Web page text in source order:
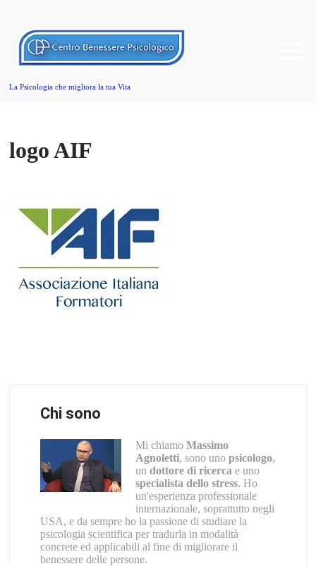
La Psicologia che migliora la tua Vita
logo AIF
Chi sono
Mi chiamo Massimo
Agnoletti, sono uno psicologo,
un dottore di ricerca e uno
specialista dello stress. Ho
un'esperienza professionale
internazionale, soprattutto negli
USA, e da sempre ho la passione di studiare la
psicologia scientifica per tradurla in modalità
concrete ed applicabili al fine di migliorare il
benessere delle persone.